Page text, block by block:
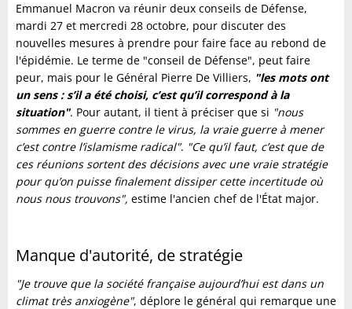
Emmanuel Macron va réunir deux conseils de Défense,
mardi 27 et mercredi 28 octobre, pour discuter des
nouvelles mesures à prendre pour faire face au rebond de
l'épidémie. Le terme de "conseil de Défense", peut faire
peur, mais pour le Général Pierre De Villiers, "les mots ont
un sens : s’il a été choisi, c’est qu’il correspond à la
situation". Pour autant, il tient à préciser que si "nous
sommes en guerre contre le virus, la vraie guerre à mener
c’est contre l’islamisme radical". "Ce qu’il faut, c’est que de
ces réunions sortent des décisions avec une vraie stratégie
pour qu’on puisse finalement dissiper cette incertitude où
nous nous trouvons", estime l'ancien chef de l'État major.
Manque d'autorité, de stratégie
"Je trouve que la société française aujourd’hui est dans un
climat très anxiogène", déplore le général qui remarque une